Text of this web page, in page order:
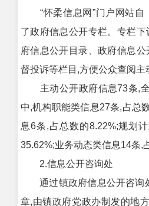
“怀柔信息网”门户网站自
了政府信息公开专栏。专栏
府信息公开目录、政府信息
督投诉等栏目,方便公众查阅主
主动公开政府信息73条,全
中,机构职能类信息27条,占总
息6条,占总数的8.22%;规划
35.62%;业务动态类信息14条,
2.信息公开咨询处
通过镇政府信息公开咨询
章,由镇政府党政办制发的地